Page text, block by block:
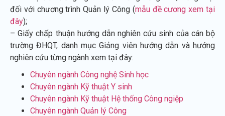
đối với chương trình Quản lý Công (mẫu đề cương xem tại
đây);
– Giấy chấp thuận hướng dẫn nghiên cứu sinh của cán bộ
trường ĐHQT, danh mục Giảng viên hướng dẫn và hướng
nghiên cứu từng ngành xem tại đây:
Chuyên ngành Công nghệ Sinh học
Chuyên ngành Kỹ thuật Y sinh
Chuyên ngành Kỹ thuật Hệ thống Công ngiệp
Chuyên ngành Quản lý Công